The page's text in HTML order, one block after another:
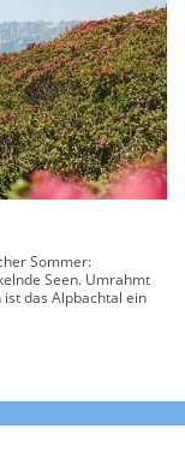
Sommer:
Seen. Umrahmt
das Alpbachtal ein